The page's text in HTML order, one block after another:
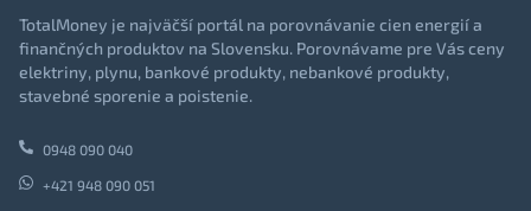
TotalMoney je najväčší portál na porovnávanie cien energií a
finančných produktov na Slovensku. Porovnávame pre Vás ceny
elektriny, plynu, bankové produkty, nebankové produkty,
stavebné sporenie a poistenie.
0948 090 040
+421 948 090 051